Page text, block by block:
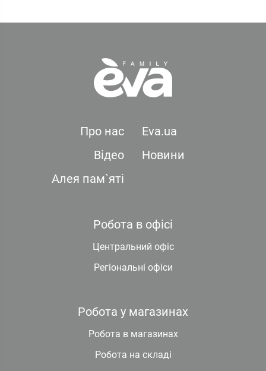
Про нас
Eva.ua
Відео
Новини
Алея пам`яті
Робота в офісі
Центральний офіс
Регіональні офіси
Робота у магазинах
Робота в магазинах
Робота на складі